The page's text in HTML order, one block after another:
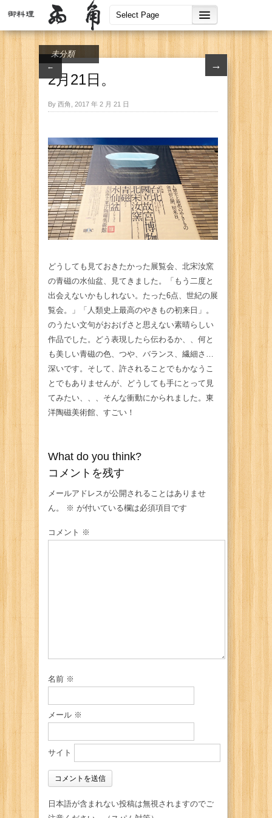
← →
未分類
2月21日。
By 西角, 2017 年 2 月 21 日
どうしても見ておきたかった展覧会、北宋汝窯
の青磁の水仙盆、見てきました。「もう二度と
出会えないかもしれない。たった6点、世紀の展
覧会。」「人類史上最高のやきもの初来日」。
のうたい文句がおおげさと思えない素晴らしい
作品でした。どう表現したら伝わるか、、何と
も美しい青磁の色、つや、バランス、繊細さ…
深いです。そして、許されることでもかなうこ
とでもありませんが、どうしても手にとって見
てみたい、、、そんな衝動にかられました。東
洋陶磁美術館、すごい！
What do you think?
コメントを残す
メールアドレスが公開されることはありませ
ん。
※ が付いている欄は必須項目です
コメント ※
名前 ※
メール ※
サイト
日本語が含まれない投稿は無視されますのでご